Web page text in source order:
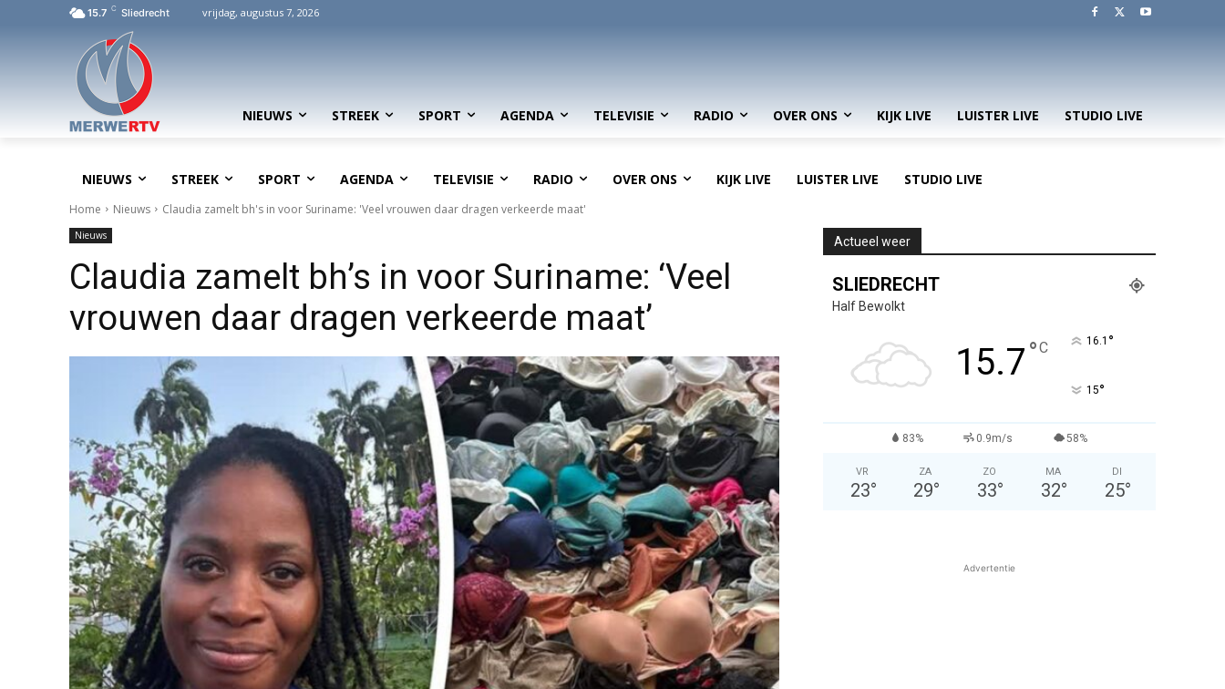
15.7 C Sliedrecht vrijdag, augustus 7, 2026
NIEUWS STREEK SPORT AGENDA TELEVISIE RADIO OVER ONS KIJK LIVE LUISTER LIVE STUDIO LIVE
NIEUWS STREEK SPORT AGENDA TELEVISIE RADIO OVER ONS KIJK LIVE LUISTER LIVE STUDIO LIVE
Home Nieuws Claudia zamelt bh's in voor Suriname: 'Veel vrouwen daar dragen verkeerde maat'
Nieuws
Claudia zamelt bh’s in voor Suriname: ‘Veel
vrouwen daar dragen verkeerde maat’
Actueel weer
SLIEDRECHT
Half Bewolkt
15.7°C 16.1 °
15°
83% 0.9m/s 58%
VR
23°
ZA
29°
ZO
33°
MA
32°
DI
25°
Advertentie